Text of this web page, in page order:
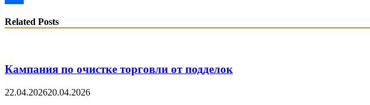
Related Posts
Кампания по очистке торговли от подделок
22.04.202620.04.2026